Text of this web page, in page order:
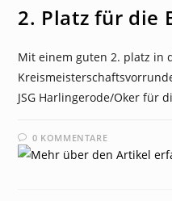
2. Platz für die
Mit einem guten 2. platz in
JSG Harlingerode/Oker für
0 KOMMENTARE